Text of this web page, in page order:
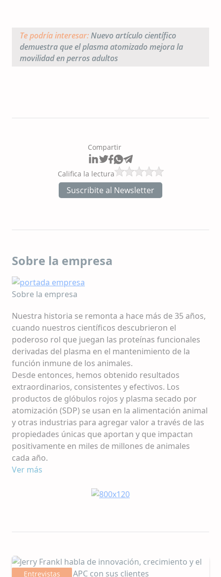
Te podría interesar:Nuevo artículo científico
demuestra que el plasma atomizado mejora la
movilidad en perros adultos
Compartir
Califica la lectura
Suscribite al Newsletter
Sobre la empresa
Sobre la empresa
Nuestra historia se remonta a hace más de 35 años,
cuando nuestros científicos descubrieron el
poderoso rol que juegan las proteínas funcionales
derivadas del plasma en el mantenimiento de la
función inmune de los animales.
Desde entonces, hemos obtenido resultados
extraordinarios, consistentes y efectivos. Los
productos de glóbulos rojos y plasma secado por
atomización (SDP) se usan en la alimentación animal
y otras industrias para agregar valor a través de las
propiedades únicas que aportan y que impactan
positivamente en miles de millones de animales
cada año.
Ver más
Entrevistas